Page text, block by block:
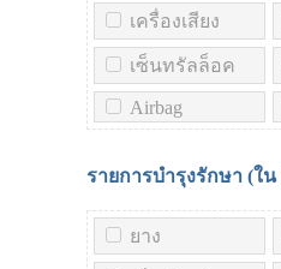
เครื่องเสียง
เซ็นทรัลล็อค
Airbag
รายการบำรุงรักษา (ใน
ยาง